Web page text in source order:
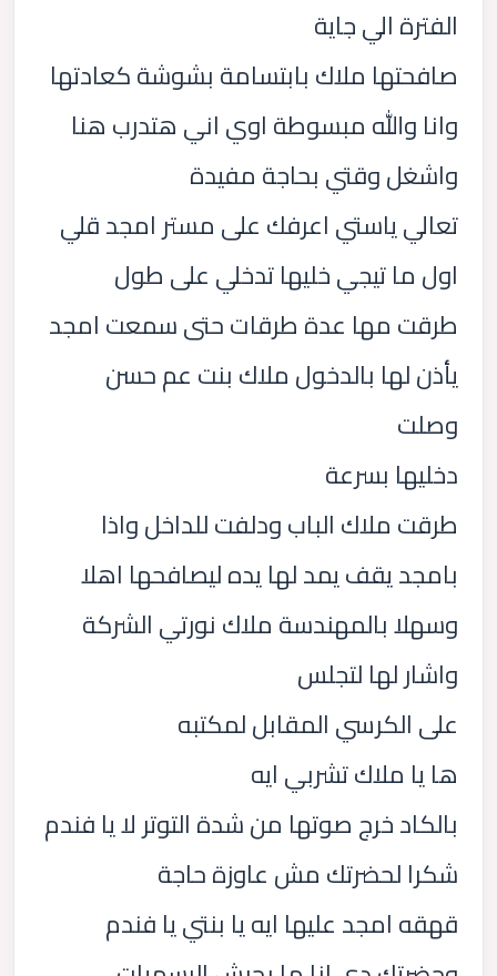
الفترة الي جاية
صافحتها ملاك بابتسامة بشوشة كعادتها
وانا والله مبسوطة اوي اني هتدرب هنا
واشغل وقتي بحاجة مفيدة
تعالي ياستي اعرفك على مستر امجد قلي
اول ما تيجي خليها تدخلي على طول
طرقت مها عدة طرقات حتى سمعت امجد
يأذن لها بالدخول ملاك بنت عم حسن
وصلت
دخليها بسرعة
طرقت ملاك الباب ودلفت للداخل واذا
بامجد يقف يمد لها يده ليصافحها اهلا
وسهلا بالمهندسة ملاك نورتي الشركة
واشار لها لتجلس
على الكرسي المقابل لمكتبه
ها يا ملاك تشربي ايه
بالكاد خرج صوتها من شدة التوتر لا يا فندم
شكرا لحضرتك مش عاوزة حاجة
قهقه امجد عليها ايه يا بنتي يا فندم